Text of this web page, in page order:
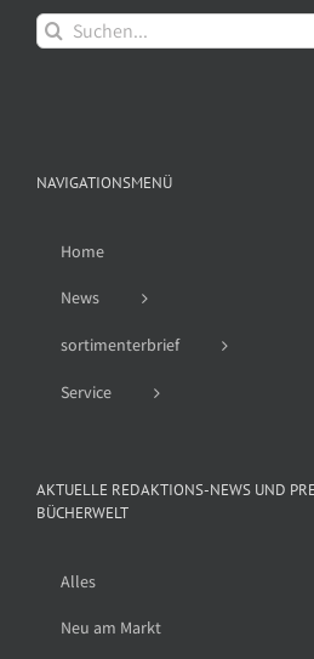
Suche
nach:
NAVIGATIONSMENÜ
Home
News
sortimenterbrief
Service
AKTUELLE REDAKTIONS-NEWS UND
BÜCHERWELT
Alles
Neu am Markt